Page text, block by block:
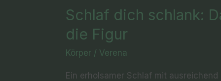
Schlaf dich schlank:
die Figur
Körper / Verena
Ein erholsamer Schlaf mit